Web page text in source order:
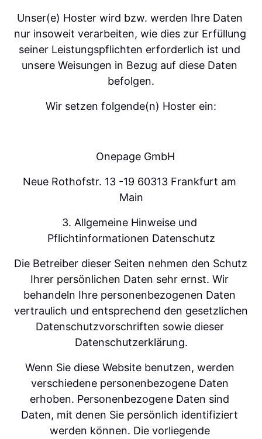
Unser(e) Hoster wird bzw. werden Ihre Daten
nur insoweit verarbeiten, wie dies zur Erfüllung
seiner Leistungspflichten erforderlich ist und
unsere Weisungen in Bezug auf diese Daten
befolgen.
Wir setzen folgende(n) Hoster ein:
   Onepage GmbH
Neue Rothofstr. 13 -19 60313 Frankfurt am
Main
3. Allgemeine Hinweise und
Pflichtinformationen Datenschutz
Die Betreiber dieser Seiten nehmen den Schutz
Ihrer persönlichen Daten sehr ernst. Wir
behandeln Ihre personenbezogenen Daten
vertraulich und entsprechend den gesetzlichen
Datenschutzvorschriften sowie dieser
Datenschutzerklärung.
Wenn Sie diese Website benutzen, werden
verschiedene personenbezogene Daten
erhoben. Personenbezogene Daten sind
Daten, mit denen Sie persönlich identifiziert
werden können. Die vorliegende